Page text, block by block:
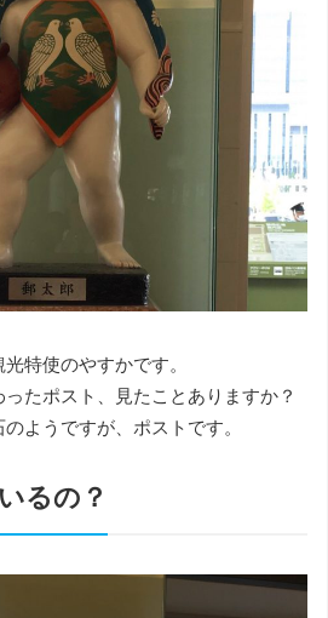
特使のやすかです。
たポスト、見たことありますか？
ようですが、ポストです。
るの？